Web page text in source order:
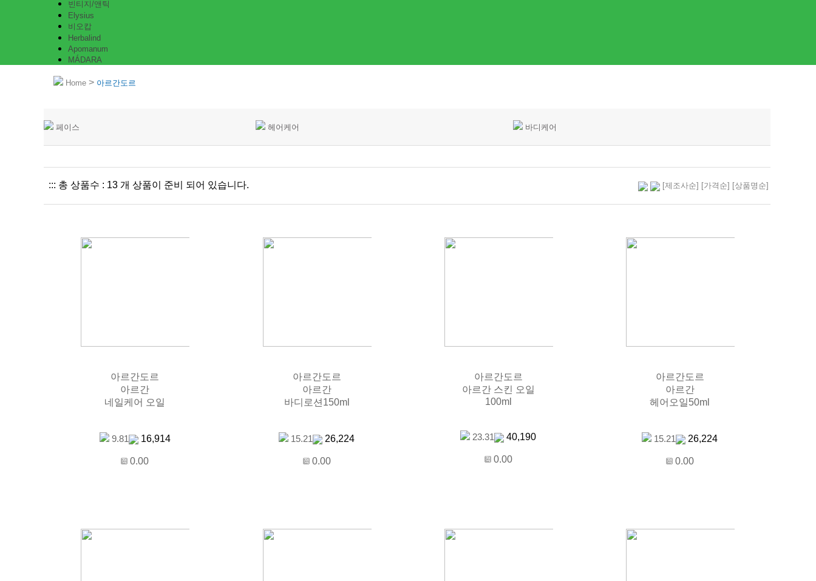
빈티지/앤틱
Elysius
비오캅
Herbalind
Apomanum
MÁDARA
Home > 아르간도르
페이스 헤어케어 바디케어
::: 총 상품수 : 13 개 상품이 준비 되어 있습니다. [제조사순] [가격순] [상품명순]
아르간도르
아르간
네일케어 오일
9.81 16,914
0.00
아르간도르
아르간
바디로션150ml
15.21 26,224
0.00
아르간도르
아르간 스킨 오일
100ml
23.31 40,190
0.00
아르간도르
아르간
헤어오일50ml
15.21 26,224
0.00